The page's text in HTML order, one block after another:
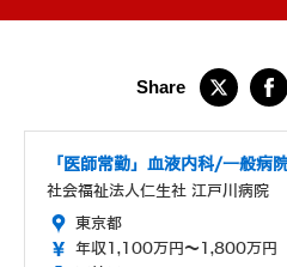
「医師常勤」血液内科/一般病
社会福祉法人仁生社 江戸川病院
東京都
年収1,100万円～1,800万円